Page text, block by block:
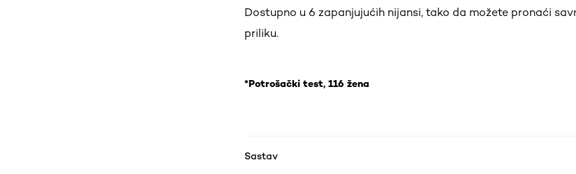
Dostupno u 6 zapanjujućih nijansi, tako da možete pronaći
priliku.
*Potrošački test, 116 žena
Sastav